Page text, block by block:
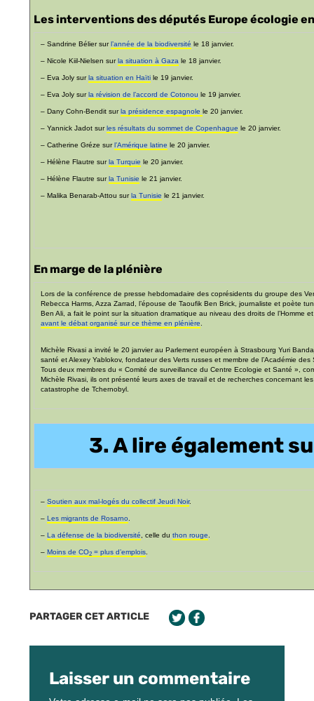
Les interventions des députés Europe écologie
– Sandrine Bélier surl’année de la biodiversité le 18 janvier.
– Nicole Kiil-Nielsen surla situation à Gaza le 18 janvier.
– Eva Joly surla situation en Haïti le 19 janvier.
– Eva Joly surla révision de l’accord de Cotonou le 19 janvier.
– Dany Cohn-Bendit surla présidence espagnolele 20 janvier.
– Yannick Jadot surles résultats du sommet de Copenhague le 20 janvier.
– Catherine Gréze surl’Amérique latine le 20 janvier.
– Hélène Flautre surla Turquie le 20 janvier.
– Hélène Flautre surla Tunisie le 21 janvier.
– Malika Benarab-Attou surla Tunisie le 21 janvier.
En marge de la plénière
Lors de la conférence de presse hebdomadaire des coprésidents du groupe des
Rebecca Harms, Azza Zarrad, l’épouse de Taoufik Ben Brick, journaliste et poète
Ben Ali, a fait le point sur la situation dramatique au niveau des droits de l’Homme
avant le débat organisé sur ce thème en plénière.
Michèle Rivasi a invité le 20 janvier au Parlement européen à Strasbourg Yuri
santé et Alexey Yablokov, fondateur des Verts russes et membre de l’Académie
Tous deux membres du « Comité de surveillance du Centre Ecologie et Santé »,
Michèle Rivasi, ils ont présenté leurs axes de travail et de recherches concernant
catastrophe de Tchernobyl.
3. A lire également
–Soutien aux mal-logés du collectif Jeudi Noir.
– Les migrants de Rosarno.
– La défense de la biodiversité, celle duthon rouge.
– Moins de CO2 = plus d’emplois.
PARTAGER CET ARTICLE
Laisser un commentaire